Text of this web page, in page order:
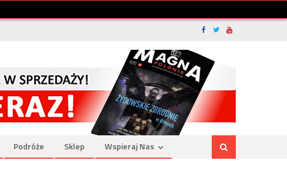
Podróże Sklep Wspieraj Nas